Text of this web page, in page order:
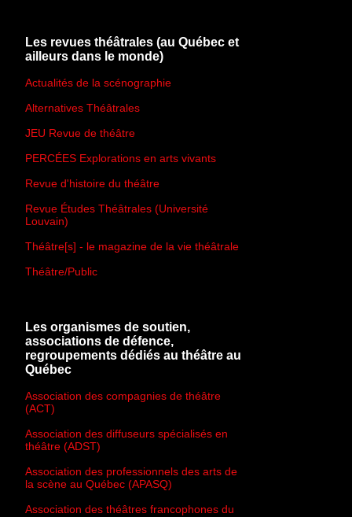
Les revues théâtrales (au Québec et
ailleurs dans le monde)
Actualités de la scénographie
Alternatives Théâtrales
JEU Revue de théâtre
PERCÉES Explorations en arts vivants
Revue d'histoire du théâtre
Revue Études Théâtrales (Université
Louvain)
Théâtre[s] - le magazine de la vie théâtrale
Théâtre/Public
Les organismes de soutien,
associations de défence,
regroupements dédiés au théâtre au
Québec
Association des compagnies de théâtre
(ACT)
Association des diffuseurs spécialisés en
théâtre (ADST)
Association des professionnels des arts de
la scène au Québec (APASQ)
Association des théâtres francophones du